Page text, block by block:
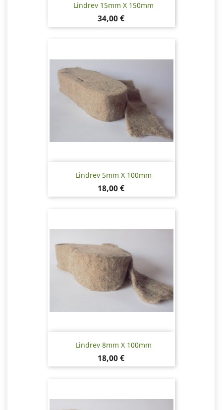
Lindrev 15mm X 150mm
Pris
34,00 €
Lindrev 5mm X 100mm
Pris
18,00 €
Lindrev 8mm X 100mm
Pris
18,00 €